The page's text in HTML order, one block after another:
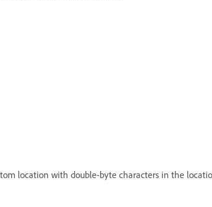
location with double-byte characters in the